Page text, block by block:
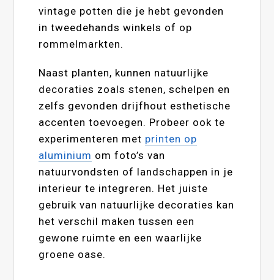
vintage potten die je hebt gevonden
in tweedehands winkels of op
rommelmarkten.
Naast planten, kunnen natuurlijke
decoraties zoals stenen, schelpen en
zelfs gevonden drijfhout esthetische
accenten toevoegen. Probeer ook te
experimenteren met printen op
aluminium om foto’s van
natuurvondsten of landschappen in je
interieur te integreren. Het juiste
gebruik van natuurlijke decoraties kan
het verschil maken tussen een
gewone ruimte en een waarlijke
groene oase.